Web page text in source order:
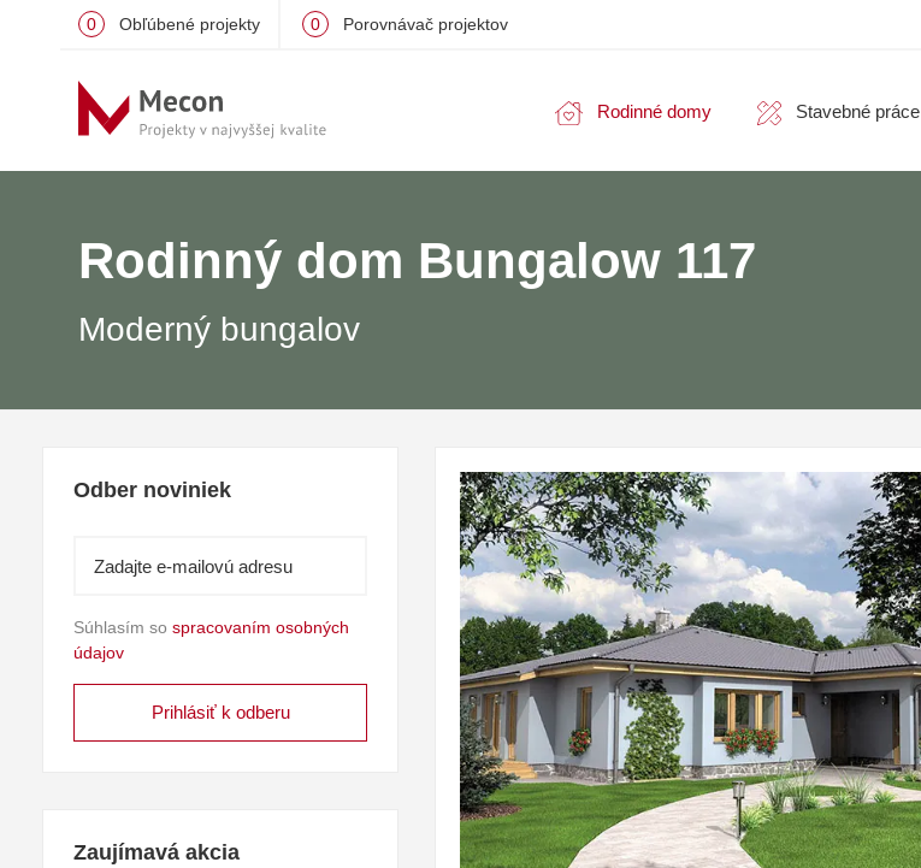
0 Obľúbené projekty 0 Porovnávač projektov
Rodinné domy Stavebné práce
Rodinný dom Bungalow 117
Moderný bungalov
Odber noviniek
Súhlasím so spracovaním osobných
údajov
Zaujímavá akcia